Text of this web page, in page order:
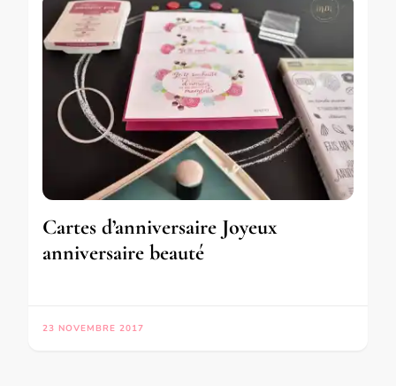
Cartes d’anniversaire Joyeux
anniversaire beauté
23 NOVEMBRE 2017